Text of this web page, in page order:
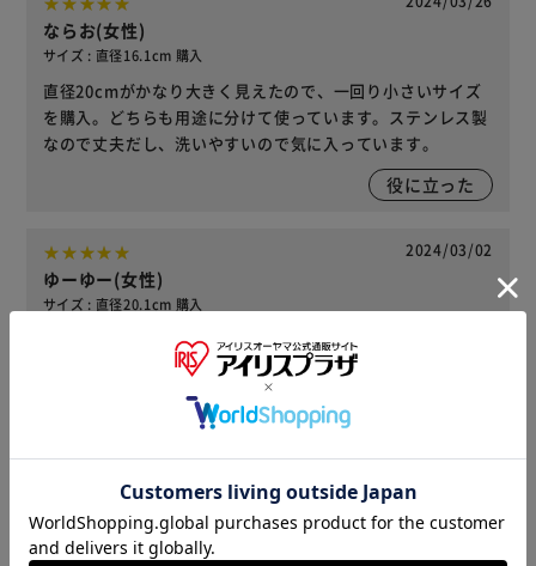
ならお(女性)
サイズ : 直径16.1cm 購入
直径20cmがかなり大きく見えたので、一回り小さいサイズ
を購入。どちらも用途に分けて使っています。ステンレス製
なので丈夫だし、洗いやすいので気に入っています。
役に立った
2024/03/02
ゆーゆー(女性)
サイズ : 直径20.1cm 購入
軽くて使いやすいです。うちは水をよく飲むので大きいもの
に買い換えました。